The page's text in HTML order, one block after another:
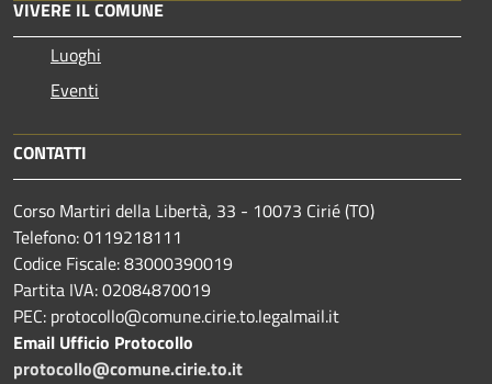
VIVERE IL COMUNE
Luoghi
Eventi
CONTATTI
Corso Martiri della Libertà, 33 - 10073 Cirié (TO)
Telefono: 0119218111
Codice Fiscale: 83000390019
Partita IVA: 02084870019
PEC: protocollo@comune.cirie.to.legalmail.it
Email Ufficio Protocollo
protocollo@comune.cirie.to.it